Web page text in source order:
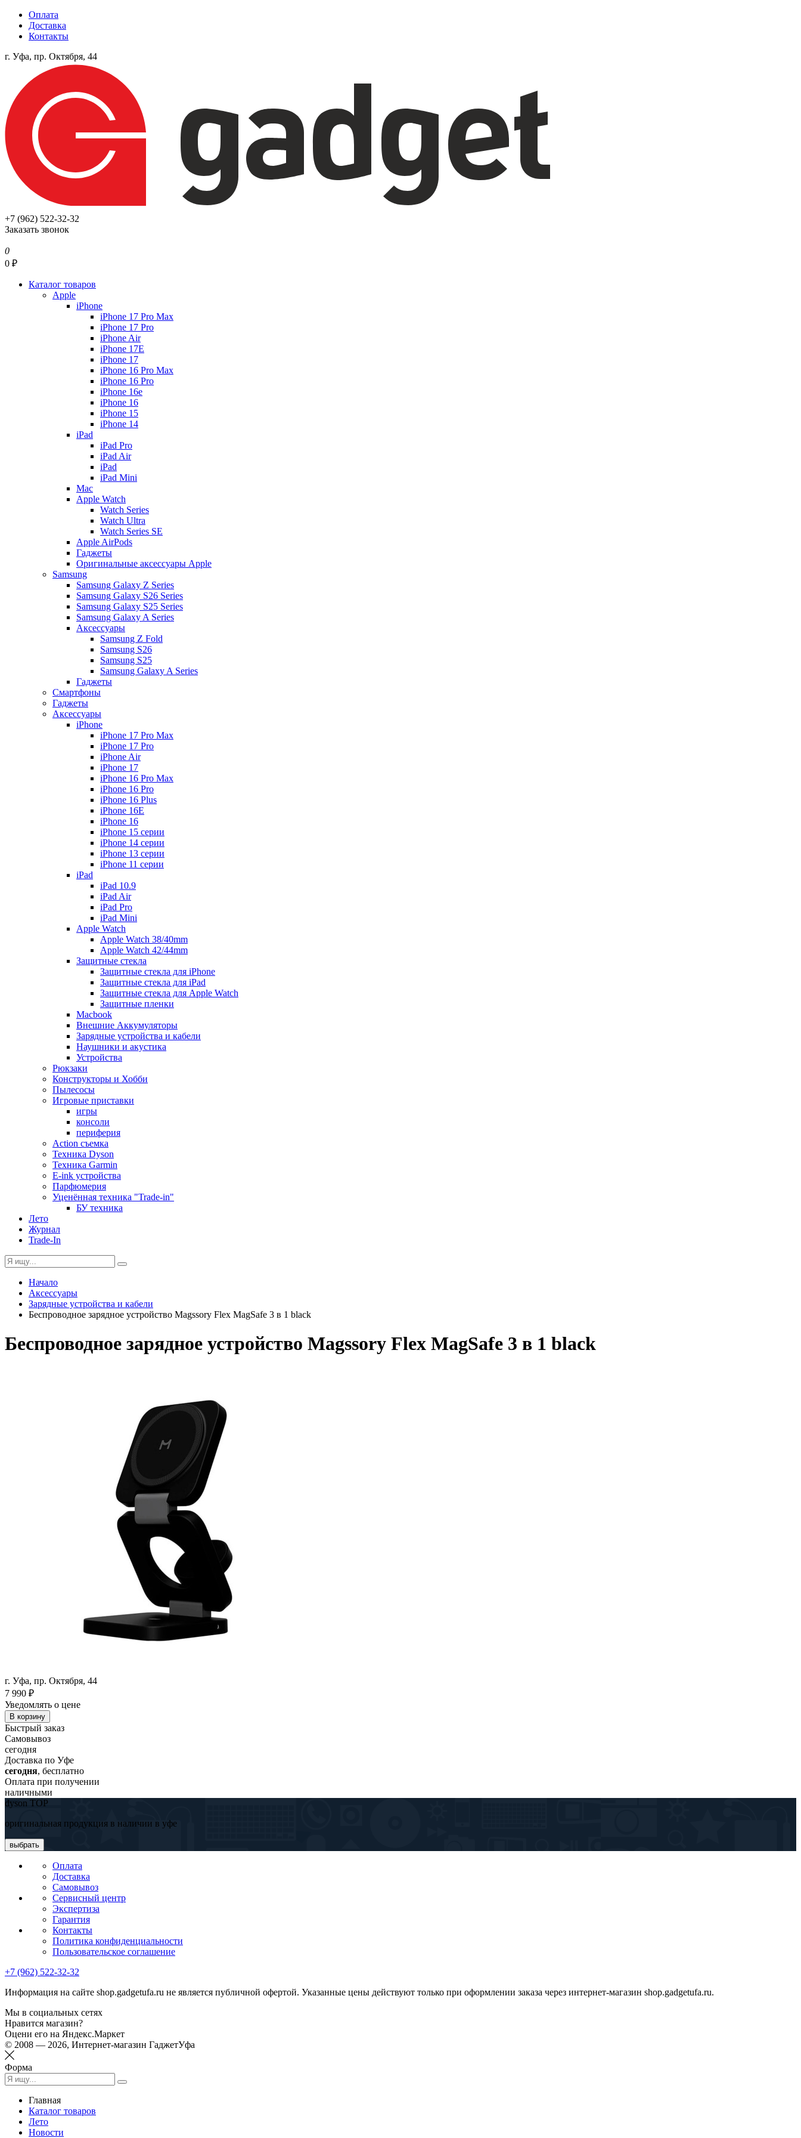
Оплата
Доставка
Контакты
г. Уфа, пр. Октября, 44
+7 (962) 522-32-32
Заказать звонок
0
0 ₽
Каталог товаров
Apple
iPhone
iPhone 17 Pro Max
iPhone 17 Pro
iPhone Air
iPhone 17E
iPhone 17
iPhone 16 Pro Max
iPhone 16 Pro
iPhone 16e
iPhone 16
iPhone 15
iPhone 14
iPad
iPad Pro
iPad Air
iPad
iPad Mini
Mac
Apple Watch
Watch Series
Watch Ultra
Watch Series SE
Apple AirPods
Гаджеты
Оригинальные аксессуары Apple
Samsung
Samsung Galaxy Z Series
Samsung Galaxy S26 Series
Samsung Galaxy S25 Series
Samsung Galaxy A Series
Аксессуары
Samsung Z Fold
Samsung S26
Samsung S25
Samsung Galaxy A Series
Гаджеты
Смартфоны
Гаджеты
Аксессуары
iPhone
iPhone 17 Pro Max
iPhone 17 Pro
iPhone Air
iPhone 17
iPhone 16 Pro Max
iPhone 16 Pro
iPhone 16 Plus
iPhone 16E
iPhone 16
iPhone 15 серии
iPhone 14 серии
iPhone 13 серии
iPhone 11 серии
iPad
iPad 10.9
iPad Air
iPad Pro
iPad Mini
Apple Watch
Apple Watch 38/40mm
Apple Watch 42/44mm
Защитные стекла
Защитные стекла для iPhone
Защитные стекла для iPad
Защитные стекла для Apple Watch
Защитные пленки
Macbook
Внешние Аккумуляторы
Зарядные устройства и кабели
Наушники и акустика
Устройства
Рюкзаки
Конструкторы и Хобби
Пылесосы
Игровые приставки
игры
консоли
периферия
Action съемка
Техника Dyson
Техника Garmin
E-ink устройства
Парфюмерия
Уценённая техника "Trade-in"
БУ техника
Лето
Журнал
Trade-In
Начало
Аксессуары
Зарядные устройства и кабели
Беспроводное зарядное устройство Magssory Flex MagSafe 3 в 1 black
Беспроводное зарядное устройство Magssory Flex MagSafe 3 в 1 black
г. Уфа, пр. Октября, 44
7 990 ₽
Уведомлять о цене
В корзину
Быстрый заказ
Самовывоз
сегодня
Доставка по Уфе
сегодня, бесплатно
Оплата при получении
наличными
dyson TOP
оригинальная продукция в наличии в уфе
выбрать
Оплата
Доставка
Самовывоз
Сервисный центр
Экспертиза
Гарантия
Контакты
Политика конфиденциальности
Пользовательское соглашение
+7 (962) 522-32-32
Информация на сайте shop.gadgetufa.ru не является публичной офертой. Указанные цены действуют только при оформлении заказа через интернет-магазин shop.gadgetufa.ru.
Мы в социальных сетях
Нравится магазин?
Оцени его на Яндекс.Маркет
© 2008 — 2026, Интернет-магазин ГаджетУфа
Форма
Главная
Каталог товаров
Лето
Новости